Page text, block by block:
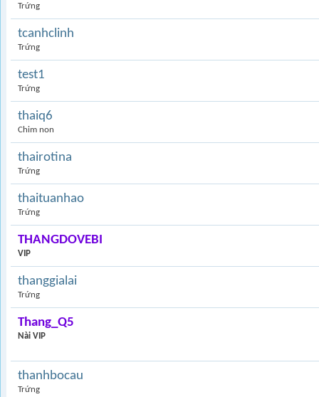
Trứng
tcanhclinh
Trứng
test1
Trứng
thaiq6
Chim non
thairotina
Trứng
thaituanhao
Trứng
THANGDOVEBI
VIP
thanggialai
Trứng
Thang_Q5
Nài VIP
thanhbocau
Trứng